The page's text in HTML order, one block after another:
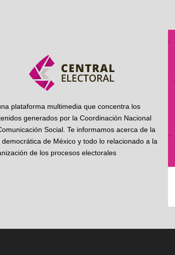
plataforma multimedia que concentra los
generados por la Coordinación Nacional
Social. Te informamos acerca de la
democrática de México y todo lo relacionado a la
de los procesos electorales